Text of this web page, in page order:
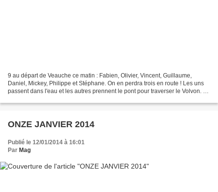
9 au départ de Veauche ce matin : Fabien, Olivier, Vincent, Guillaume,
Daniel, Mickey, Philippe et Stéphane. On en perdra trois en route ! Les uns
passent dans l'eau et les autres prennent le pont pour traverser le Volvon. A
ONZE JANVIER 2014
Publié le 12/01/2014 à 16:01
Par Mag